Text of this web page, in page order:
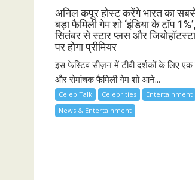
अनिल कपूर होस्ट करेंगे भारत का
बड़ा फैमिली गेम शो ‘इंडिया के टॉप
सितंबर से स्टार प्लस और
पर होगा प्रीमियर
इस फेस्टिव सीज़न में टीवी दर्शकों के लिए एक
और रोमांचक फैमिली गेम शो आने...
Celeb Talk Celebrities
Entertainment
News & Entertainment